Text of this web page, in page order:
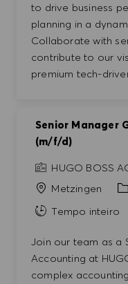
to drive business
planning in a
Collaborate with
contribute to our
premium tech-
Senior Manager
(m/f/d)
HUGO BOSS
Metzingen
Tempo inteiro
Join our team as a
Accounting at
complex